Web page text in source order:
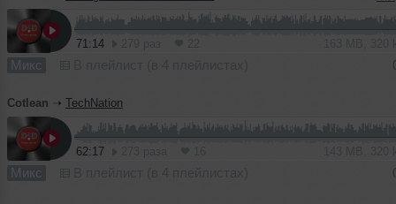
71:14
Микс
Cotlean ➝ TechNation
62:17
Микс